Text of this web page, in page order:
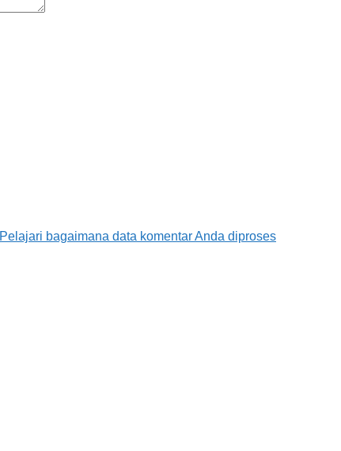
Pelajari bagaimana data komentar Anda diproses